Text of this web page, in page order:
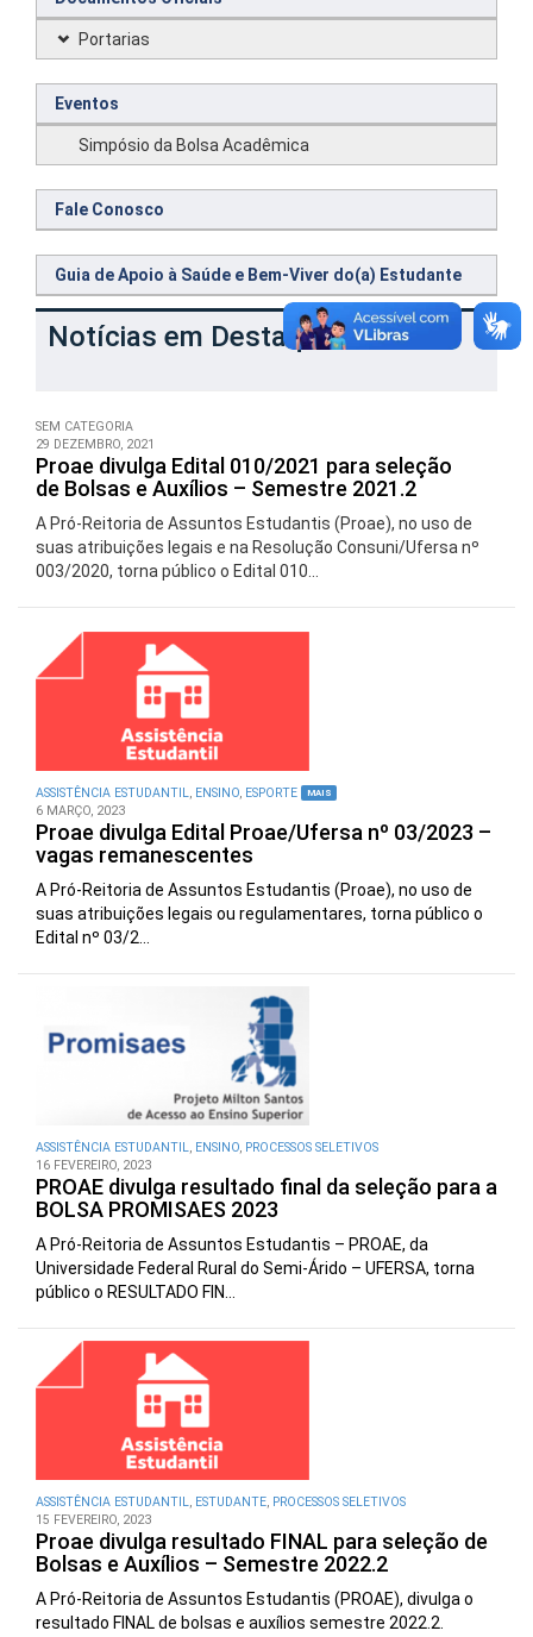
Portarias
Eventos
Simpósio da Bolsa Acadêmica
Fale Conosco
Guia de Apoio à Saúde e Bem-Viver do(a) Estudante
Notícias em Destaques
SEM CATEGORIA
29 DEZEMBRO, 2021
Proae divulga Edital 010/2021 para seleção
de Bolsas e Auxílios – Semestre 2021.2
A Pró-Reitoria de Assuntos Estudantis (Proae), no uso de
suas atribuições legais e na Resolução Consuni/Ufersa nº
003/2020, torna público o Edital 010...
ASSISTÊNCIA ESTUDANTIL, ENSINO, ESPORTE MAIS
6 MARÇO, 2023
Proae divulga Edital Proae/Ufersa nº 03/2023 –
vagas remanescentes
A Pró-Reitoria de Assuntos Estudantis (Proae), no uso de
suas atribuições legais ou regulamentares, torna público o
Edital nº 03/2...
ASSISTÊNCIA ESTUDANTIL, ENSINO, PROCESSOS SELETIVOS
16 FEVEREIRO, 2023
PROAE divulga resultado final da seleção para a
BOLSA PROMISAES 2023
A Pró-Reitoria de Assuntos Estudantis – PROAE, da
Universidade Federal Rural do Semi-Árido – UFERSA, torna
público o RESULTADO FIN...
ASSISTÊNCIA ESTUDANTIL, ESTUDANTE, PROCESSOS SELETIVOS
15 FEVEREIRO, 2023
Proae divulga resultado FINAL para seleção de
Bolsas e Auxílios – Semestre 2022.2
A Pró-Reitoria de Assuntos Estudantis (PROAE), divulga o
resultado FINAL de bolsas e auxílios semestre 2022.2.